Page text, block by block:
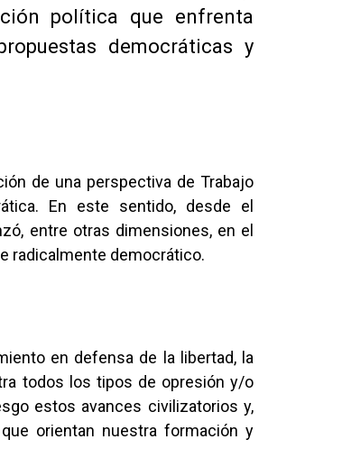
política que enfrenta
democráticas y
de una perspectiva de Trabajo
En este sentido, desde el
entre otras dimensiones, en el
radicalmente democrático.
en defensa de la libertad, la
todos los tipos de opresión y/o
estos avances civilizatorios y,
orientan nuestra formación y